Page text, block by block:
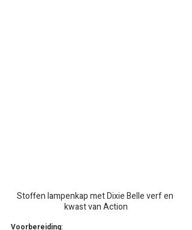
Stoffen lampenkap met Dixie Belle verf en
kwast van Action
Voorbereiding: